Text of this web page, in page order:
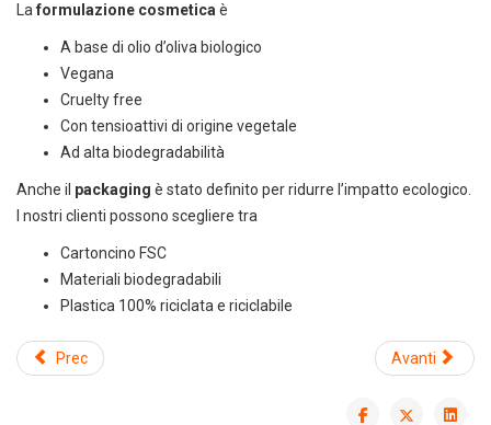
Scarica il catalogo horeca
Laformulazione cosmeticaè
A base di olio d’oliva biologico
Vegana
Cruelty free
Con tensioattivi di origine vegetale
Ad alta biodegradabilità
Anche il packaging è stato definito per ridurre l’impatto ecologico.
I nostri clienti possono scegliere tra
Cartoncino FSC
Materiali biodegradabili
Plastica 100% riciclata e riciclabile
Prec Avanti